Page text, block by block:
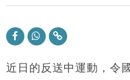
財經｜滙豐上調香
16:47
本地｜假冒內地執
16:05
財經｜日經失守6.5
近日的反送中運動，令